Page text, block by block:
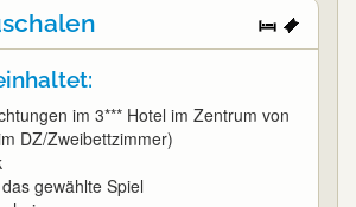
im 3*** Hotel im Zentrum von
DZ/Zweibettzimmer)
gewählte Spiel